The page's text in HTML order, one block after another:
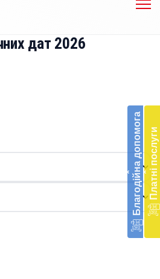
‹ Благодійна допомогав
‹ Платні послуги
дат 2026